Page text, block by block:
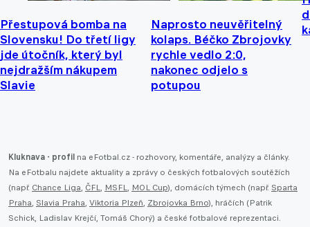
Přestupová bomba na
Slovensku! Do třetí ligy
jde útočník, který byl
nejdražším nákupem
Slavie
Naprosto neuvěřitelný
kolaps. Béčko Zbrojovky
rychle vedlo 2:0,
nakonec odjelo s
potupou
Kluknava - profil na eFotbal.cz - rozhovory, komentáře, analýzy a články.
Na eFotbalu najdete aktuality a zprávy o českých fotbalových soutěžích
(např. Chance Liga, ČFL, MSFL, MOL Cup), domácích týmech (např. Sparta
Praha, Slavia Praha, Viktoria Plzeň, Zbrojovka Brno), hráčích (Patrik
Schick, Ladislav Krejčí, Tomáš Chorý) a české fotbalové reprezentaci.